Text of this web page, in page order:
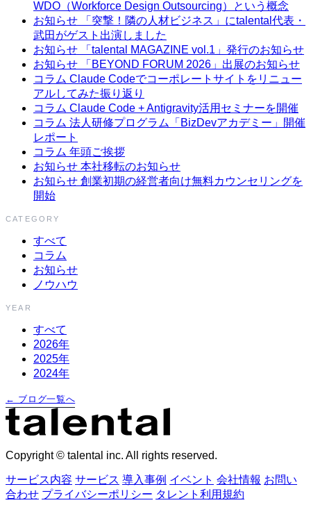
WDO（Workforce Design Outsourcing）という概念
お知らせ 「突撃！隣の人材ビジネス」にtalental代表・
武田がゲスト出演しました
お知らせ 「talental MAGAZINE vol.1」発行のお知らせ
お知らせ 「BEYOND FORUM 2026」出展のお知らせ
コラム Claude Codeでコーポレートサイトをリニュー
アルしてみた振り返り
コラム Claude Code + Antigravity活用セミナーを開催
コラム 法人研修プログラム「BizDevアカデミー」開催
レポート
コラム 年頭ご挨拶
お知らせ 本社移転のお知らせ
お知らせ 創業初期の経営者向け無料カウンセリングを
開始
CATEGORY
すべて
コラム
お知らせ
ノウハウ
YEAR
すべて
2026年
2025年
2024年
← ブログ一覧へ
Copyright © talental inc. All rights reserved.
サービス内容 サービス 導入事例 イベント 会社情報 お問い
合わせ プライバシーポリシー タレント利用規約